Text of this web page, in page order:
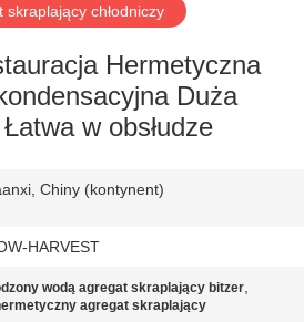
skraplający chłodniczy
Hermetyczna
Duża
w obsłudze
Chiny (kontynent)
HARVEST
wodą agregat skraplający bitzer,
agregat skraplający